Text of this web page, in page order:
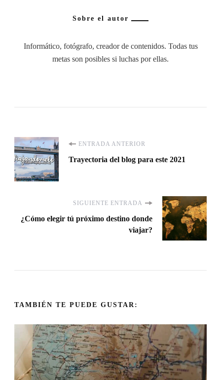
Sobre el autor
Informático, fotógrafo, creador de contenidos. Todas tus
metas son posibles si luchas por ellas.
Navegación
de
entradas
ENTRADA ANTERIOR
Trayectoria del blog para este 2021
SIGUIENTE ENTRADA
¿Cómo elegir tú próximo destino donde
viajar?
TAMBIÉN TE PUEDE GUSTAR: